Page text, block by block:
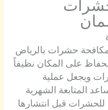
حشرات بالرياض
على المكان نظيفاً
ويجعل عملية
المتابعة الشهرية
قبل انتشارها